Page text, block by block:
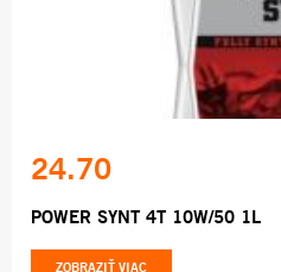
24.70
POWER SYNT 4T 10W/50 1L
ZOBRAZIŤ VIAC